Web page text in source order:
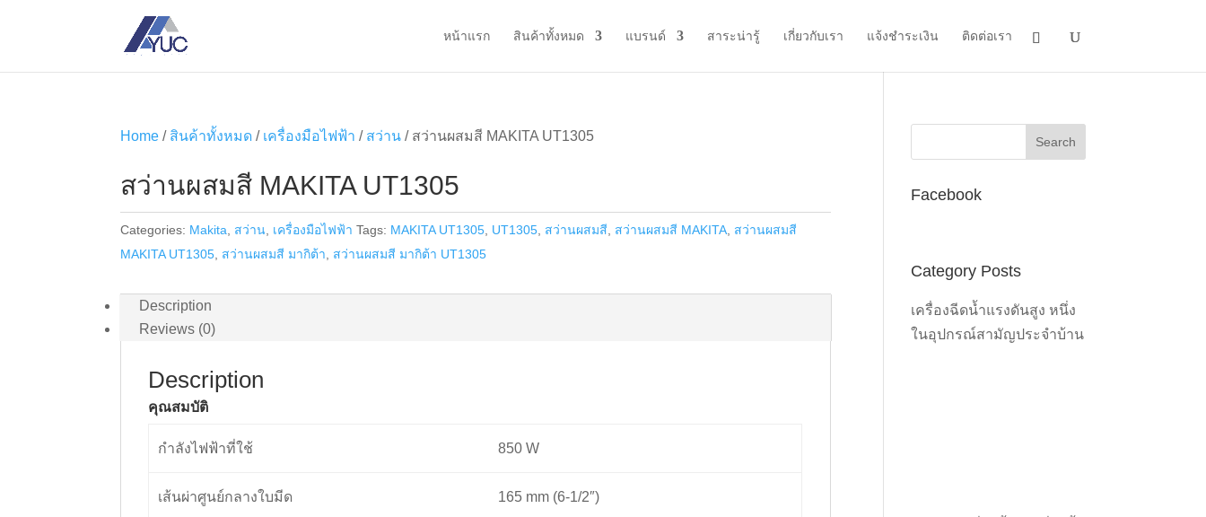
หน้าแรก สินค้าทั้งหมด แบรนด์ สาระน่ารู้ เกี่ยวกับเรา แจ้งชำระเงิน ติดต่อเรา
Home / สินค้าทั้งหมด / เครื่องมือไฟฟ้า / สว่าน / สว่านผสมสี MAKITA UT1305
สว่านผสมสี MAKITA UT1305
Categories: Makita สว่าน เครื่องมือไฟฟ้า Tags: MAKITA UT1305 UT1305 สว่านผสมสี สว่านผสมสี MAKITA สว่านผสมสี
MAKITA UT1305 สว่านผสมสี มากิต้า สว่านผสมสี มากิต้า UT1305
Description
Reviews (0)
Description
คุณสมบัติ
กำลังไฟฟ้าที่ใช้ 850 W
เส้นผ่าศูนย์กลางใบมีด 165 mm (6-1/2″)
Facebook
Category Posts
เครื่องฉีดน้ำแรงดันสูง หนึ่ง
ในอุปกรณ์สามัญประจำบ้าน